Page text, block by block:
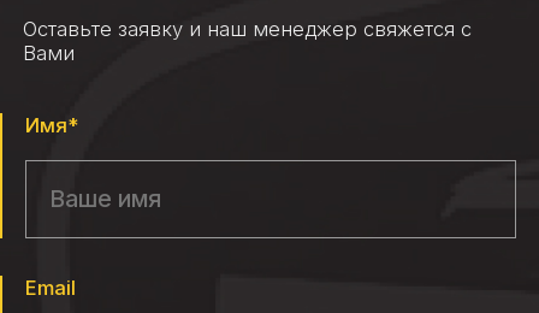
Оставьте заявку и наш менеджер свяжется с
Вами
Имя*
Email